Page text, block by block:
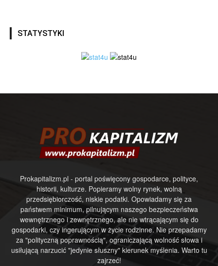
STATYSTYKI
Prokapitalizm.pl - portal poświęcony gospodarce, polityce,
historii, kulturze. Popieramy wolny rynek, wolną
przedsiębiorczość, niskie podatki. Opowiadamy się za
państwem minimum, pilnującym naszego bezpieczeństwa
wewnętrznego i zewnętrznego, ale nie wtrącającym się do
gospodarki, czy ingerującym w życie rodzinne. Nie przepadamy
za "polityczną poprawnością", ograniczającą wolność słowa i
usiłującą narzucić "jedynie słuszny" kierunek myślenia. Warto tu
zajrzeć!